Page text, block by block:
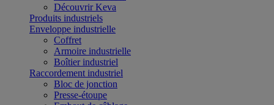
Découvrir Keva
Produits industriels
Enveloppe industrielle
Coffret
Armoire industrielle
Boîtier industriel
Raccordement industriel
Bloc de jonction
Presse-étoupe